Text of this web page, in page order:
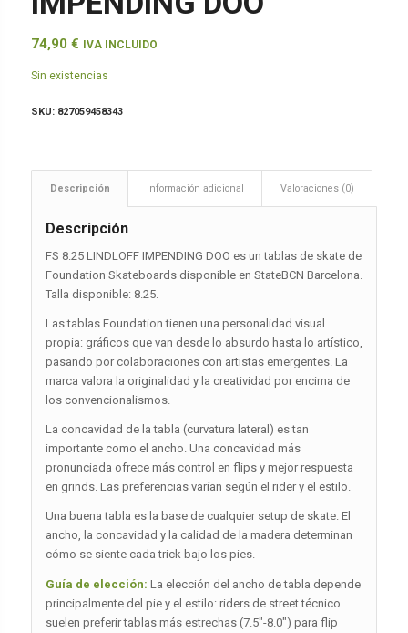
74,90 € IVA INCLUIDO
Sin existencias
SKU: 827059458343
Descripción Información adicional Valoraciones (0)
Descripción
FS 8.25 LINDLOFF IMPENDING DOO es un tablas de skate de
Foundation Skateboards disponible en StateBCN Barcelona.
Talla disponible: 8.25.
Las tablas Foundation tienen una personalidad visual
propia: gráficos que van desde lo absurdo hasta lo artístico,
pasando por colaboraciones con artistas emergentes. La
marca valora la originalidad y la creatividad por encima de
los convencionalismos.
La concavidad de la tabla (curvatura lateral) es tan
importante como el ancho. Una concavidad más
pronunciada ofrece más control en flips y mejor respuesta
en grinds. Las preferencias varían según el rider y el estilo.
Una buena tabla es la base de cualquier setup de skate. El
ancho, la concavidad y la calidad de la madera determinan
cómo se siente cada trick bajo los pies.
Guía de elección: La elección del ancho de tabla depende
principalmente del pie y el estilo: riders de street técnico
suelen preferir tablas más estrechas (7.5″-8.0″) para flip